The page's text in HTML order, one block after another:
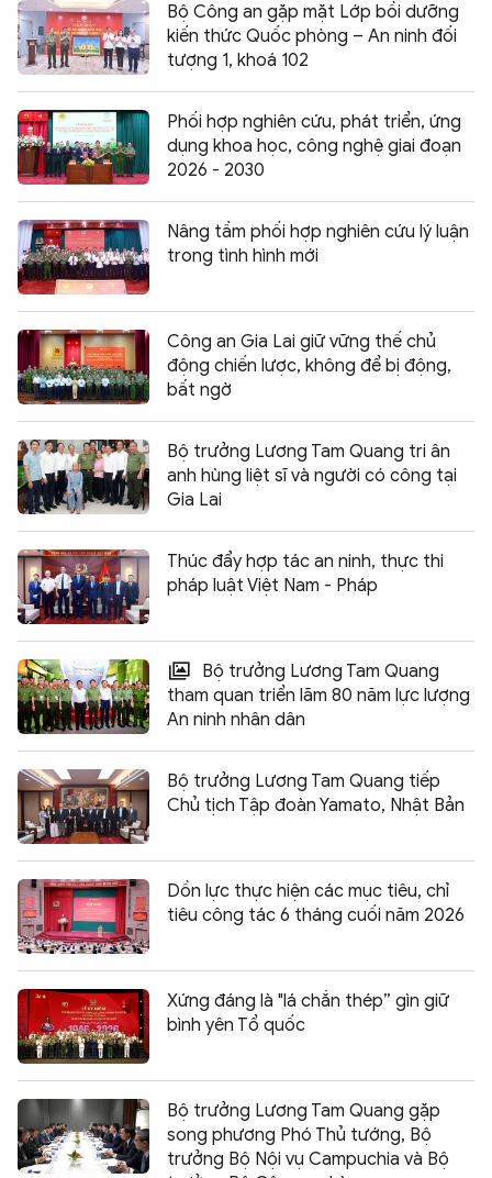
Bộ Công an gặp mặt Lớp bồi dưỡng
kiến thức Quốc phòng – An ninh đối
tượng 1, khoá 102
Phối hợp nghiên cứu, phát triển, ứng
dụng khoa học, công nghệ giai đoạn
2026 - 2030
Nâng tầm phối hợp nghiên cứu lý luận
trong tình hình mới
Công an Gia Lai giữ vững thế chủ
động chiến lược, không để bị động,
bất ngờ
Bộ trưởng Lương Tam Quang tri ân
anh hùng liệt sĩ và người có công tại
Gia Lai
Thúc đẩy hợp tác an ninh, thực thi
pháp luật Việt Nam - Pháp
Bộ trưởng Lương Tam Quang
tham quan triển lãm 80 năm lực lượng
An ninh nhân dân
Bộ trưởng Lương Tam Quang tiếp
Chủ tịch Tập đoàn Yamato, Nhật Bản
Dồn lực thực hiện các mục tiêu, chỉ
tiêu công tác 6 tháng cuối năm 2026
Xứng đáng là "lá chắn thép” gìn giữ
bình yên Tổ quốc
Bộ trưởng Lương Tam Quang gặp
song phương Phó Thủ tướng, Bộ
trưởng Bộ Nội vụ Campuchia và Bộ